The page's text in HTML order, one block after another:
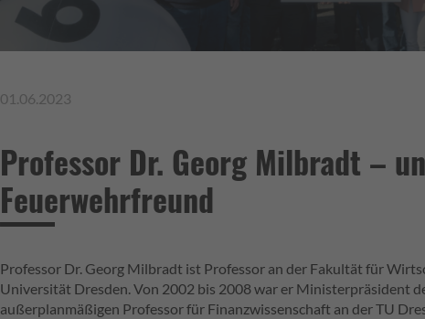
01.06.2023
Professor Dr. Georg Milbradt –
Feuerwehrfreund
Professor Dr. Georg Milbradt ist Professor an der Fakultät für
Universität Dresden. Von 2002 bis 2008 war er Ministerpräsident
außerplanmäßigen Professor für Finanzwissenschaft an der TU